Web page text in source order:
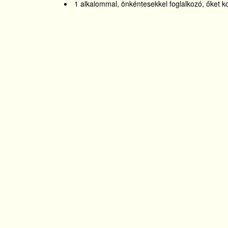
1 alkalommal, önkéntesekkel foglalkozó, őket